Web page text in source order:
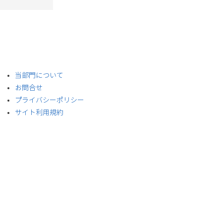
​当部門について
お問合せ
プライバシーポリシー
サイト利用規約